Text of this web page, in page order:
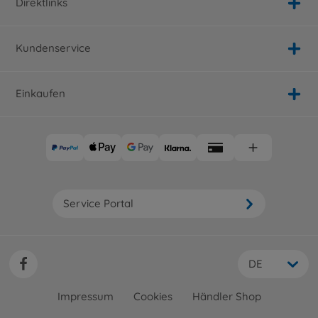
Direktlinks
Kundenservice
Einkaufen
Service Portal
DE
Impressum Cookies Händler Shop